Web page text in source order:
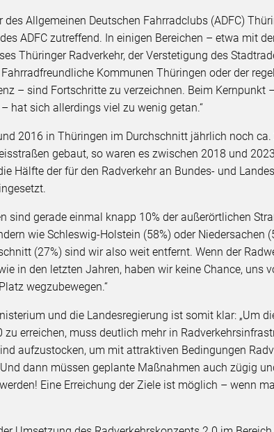
Allgemeinen Deutschen Fahrradclubs (ADFC)
ADFC zutreffend. In einigen Bereichen – etwa mit
Thüringer Radverkehr, der Verstetigung des
Kommunen Thüringen oder der
– sind Fortschritte zu verzeichnen. Beim Kernpunkt
hat sich allerdings viel zu wenig getan.“
2016 in Thüringen im Durchschnitt jährlich noch ca.
gebaut, so waren es zwischen 2018 und
Hälfte der für den Radverkehr an Bundes- und
sind gerade einmal knapp 10% der außerörtlichen
wie Schleswig-Holstein (58%) oder Niedersachen
(27%) sind wir also weit entfernt. Wenn der
in den letzten Jahren, haben wir keine Chance, uns
wegzubewegen.“
und die Landesregierung ist somit klar: „Um
zu erreichen, muss deutlich mehr in
aufzustocken, um mit attraktiven Bedingungen
dann müssen geplante Maßnahmen auch zügig
Eine Erreichung der Ziele ist möglich – wenn